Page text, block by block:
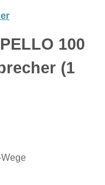
100
(1